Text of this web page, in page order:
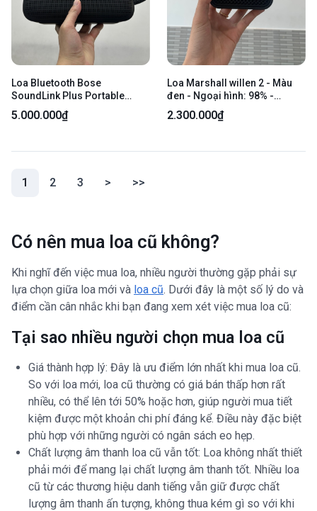
Loa Bluetooth Bose
SoundLink Plus Portable
Speaker - Khoảng 80W - Màu
đen - Ngoại hình 98% -
5.000.000₫
Loa Marshall willen 2 - Màu
đen - Ngoại hình: 98% -
Fullbox
2.300.000₫
1 (current)
2 3 > >>
Có nên mua loa cũ không?
Khi nghĩ đến việc mua loa, nhiều người thường gặp phải sự
lựa chọn giữa loa mới và loa cũ. Dưới đây là một số lý do và
điểm cần cân nhắc khi bạn đang xem xét việc mua loa cũ:
Tại sao nhiều người chọn mua loa cũ
Giá thành hợp lý: Đây là ưu điểm lớn nhất khi mua loa cũ.
So với loa mới, loa cũ thường có giá bán thấp hơn rất
nhiều, có thể lên tới 50% hoặc hơn, giúp người mua tiết
kiệm được một khoản chi phí đáng kể. Điều này đặc biệt
phù hợp với những người có ngân sách eo hẹp.
Chất lượng âm thanh loa cũ vẫn tốt: Loa không nhất thiết
phải mới để mang lại chất lượng âm thanh tốt. Nhiều loa
cũ từ các thương hiệu danh tiếng vẫn giữ được chất
lượng âm thanh ấn tượng, không thua kém gì so với khi